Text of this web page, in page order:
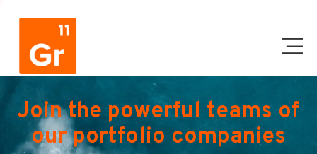
Join the powerful teams of
our portfolio companies